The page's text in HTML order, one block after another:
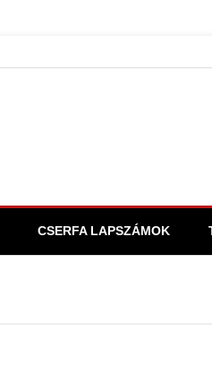
CSERFA LAPSZÁMOK